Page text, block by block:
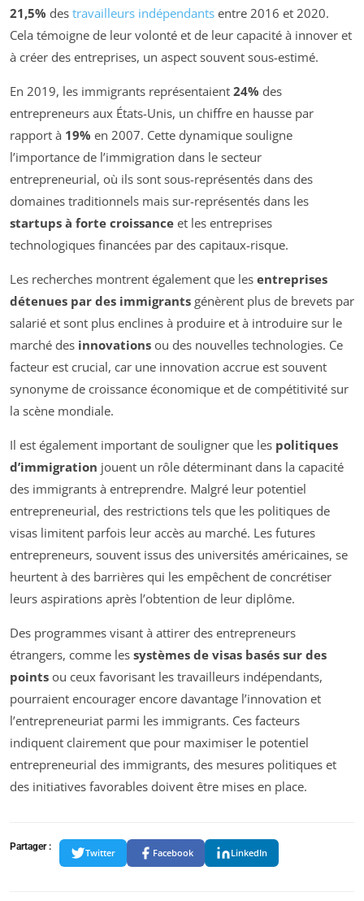
21,5% des travailleurs indépendants entre 2016 et 2020.
Cela témoigne de leur volonté et de leur capacité à innover et
à créer des entreprises, un aspect souvent sous-estimé.
En 2019, les immigrants représentaient 24% des
entrepreneurs aux États-Unis, un chiffre en hausse par
rapport à 19% en 2007. Cette dynamique souligne
l’importance de l’immigration dans le secteur
entrepreneurial, où ils sont sous-représentés dans des
domaines traditionnels mais sur-représentés dans les
startups à forte croissance et les entreprises
technologiques financées par des capitaux-risque.
Les recherches montrent également que les entreprises
détenues par des immigrants génèrent plus de brevets par
salarié et sont plus enclines à produire et à introduire sur le
marché des innovations ou des nouvelles technologies. Ce
facteur est crucial, car une innovation accrue est souvent
synonyme de croissance économique et de compétitivité sur
la scène mondiale.
Il est également important de souligner que les politiques
d’immigration jouent un rôle déterminant dans la capacité
des immigrants à entreprendre. Malgré leur potentiel
entrepreneurial, des restrictions tels que les politiques de
visas limitent parfois leur accès au marché. Les futures
entrepreneurs, souvent issus des universités américaines, se
heurtent à des barrières qui les empêchent de concrétiser
leurs aspirations après l’obtention de leur diplôme.
Des programmes visant à attirer des entrepreneurs
étrangers, comme les systèmes de visas basés sur des
points ou ceux favorisant les travailleurs indépendants,
pourraient encourager encore davantage l’innovation et
l’entrepreneuriat parmi les immigrants. Ces facteurs
indiquent clairement que pour maximiser le potentiel
entrepreneurial des immigrants, des mesures politiques et
des initiatives favorables doivent être mises en place.
Partager :
Twitter Facebook LinkedIn